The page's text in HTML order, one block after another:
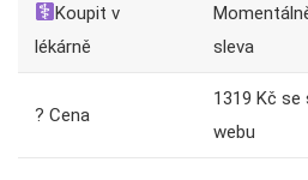
Koupit v
lékárně
sleva
? Cena
1319 Kč
webu